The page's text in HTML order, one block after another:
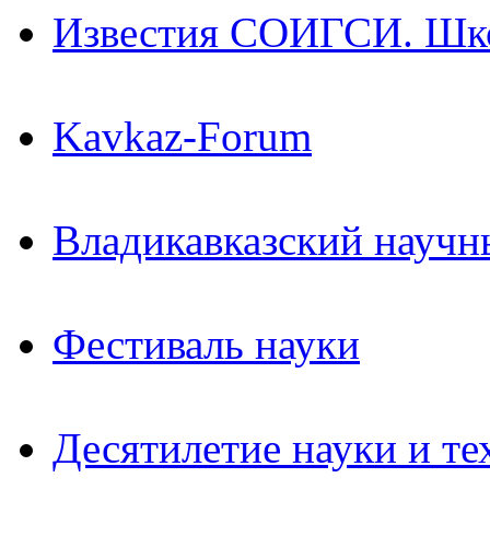
Известия СОИГСИ.
Kavkaz-Forum
Владикавказский
Фестиваль науки
Десятилетие науки и